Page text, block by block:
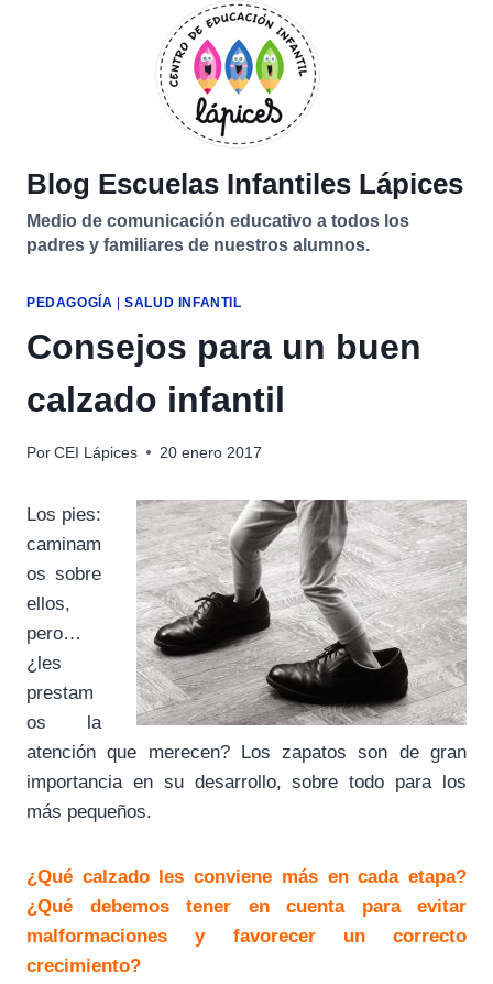
Blog Escuelas Infantiles Lápices
Medio de comunicación educativo a todos los
padres y familiares de nuestros alumnos.
PEDAGOGÍA |SALUD INFANTIL
Consejos para un buen
calzado infantil
Por CEI Lápices 20 enero 2017
Los pies:
caminam
os sobre
ellos,
pero…
¿les
prestam
os la
atención que merecen? Los zapatos son de gran
importancia en su desarrollo, sobre todo para los
más pequeños.
¿Qué calzado les conviene más en cada etapa?
¿Qué debemos tener en cuenta para evitar
malformaciones y favorecer un correcto
crecimiento?